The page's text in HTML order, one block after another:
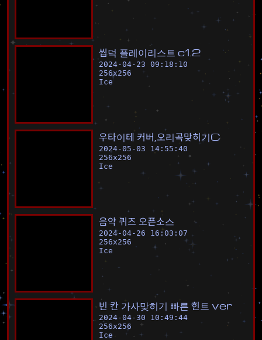
씹덕 플레이리스트 c1 2
2024-04-23 09:18:10
256x256
Ice
우타이테 커버 오리곡맞히기C
2024-05-03 14:55:40
256x256
Ice
음악 퀴즈 오픈소스
2024-04-26 16:03:07
256x256
Ice
빈 칸 가사맞히기 빠른 힌 트 ver
2024-04-30 10:49:44
256x256
Ice